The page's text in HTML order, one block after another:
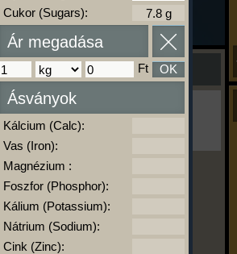
már nem eszel/sportolsz többet,
a kiértékelésre!
Szimulátor Prémium funkció.
-
Cukor (Sugars):
Ár megadása
Ft OK
Ásványok
Kálcium (Calc):
Vas (Iron):
Magnézium :
Foszfor (Phosphor):
Kálium (Potassium):
Nátrium (Sodium):
Cink (Zinc):